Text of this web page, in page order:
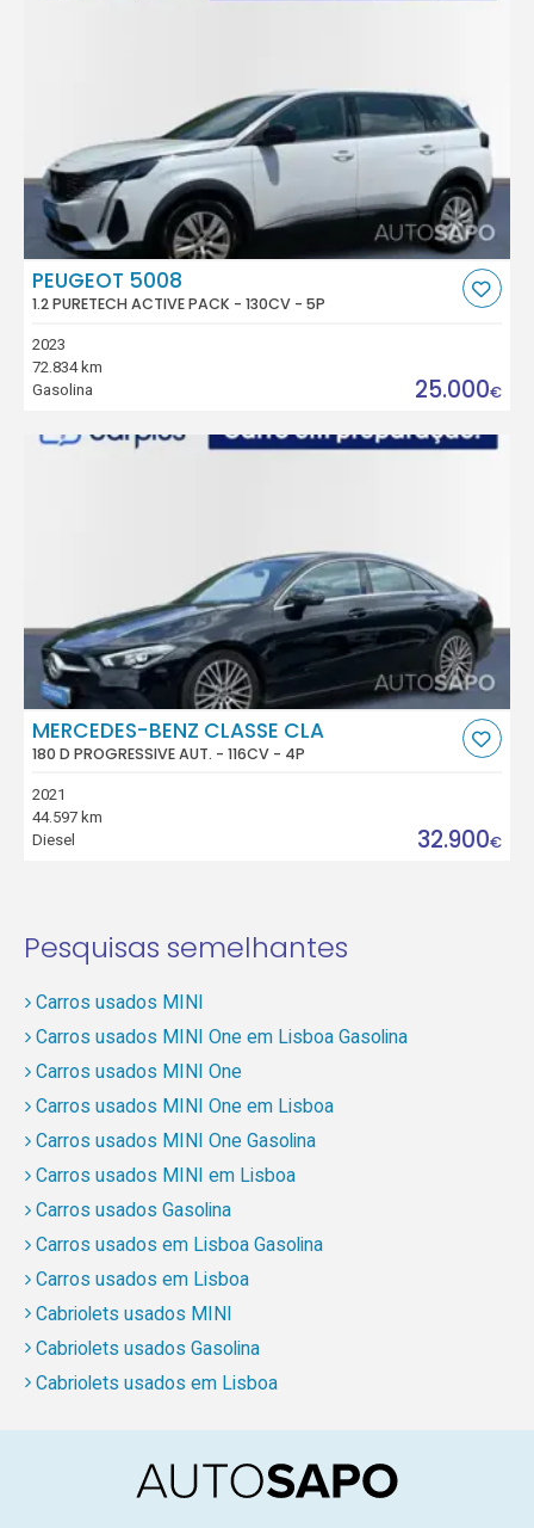
PEUGEOT 5008
1.2 PURETECH ACTIVE PACK - 130CV - 5P
2023
72.834 km
Gasolina
25.000€
MERCEDES-BENZ CLASSE CLA
180 D PROGRESSIVE AUT. - 116CV - 4P
2021
44.597 km
Diesel
32.900€
Pesquisas semelhantes
Carros usados MINI
Carros usados MINI One em Lisboa Gasolina
Carros usados MINI One
Carros usados MINI One em Lisboa
Carros usados MINI One Gasolina
Carros usados MINI em Lisboa
Carros usados Gasolina
Carros usados em Lisboa Gasolina
Carros usados em Lisboa
Cabriolets usados MINI
Cabriolets usados Gasolina
Cabriolets usados em Lisboa